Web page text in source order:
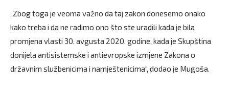
„Zbog toga je veoma važno da taj zakon donesemo onako
kako treba i da ne radimo ono što ste uradili kada je bila
promjena vlasti 30. avgusta 2020. godine, kada je Skupština
donijela antisistemske i antievropske izmjene Zakona o
državnim službenicima i namještenicima“, dodao je Mugoša.